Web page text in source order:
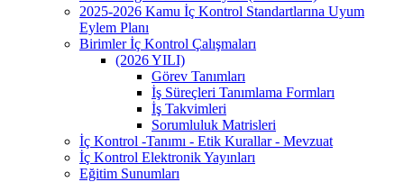
2025-2026 Kamu İç Kontrol Standartlarına Uyum
Eylem Planı
Birimler İç Kontrol Çalışmaları
(2026 YILI)
Görev Tanımları
İş Süreçleri Tanımlama Formları
İş Takvimleri
Sorumluluk Matrisleri
İç Kontrol -Tanımı - Etik Kurallar - Mevzuat
İç Kontrol Elektronik Yayınları
Eğitim Sunumları